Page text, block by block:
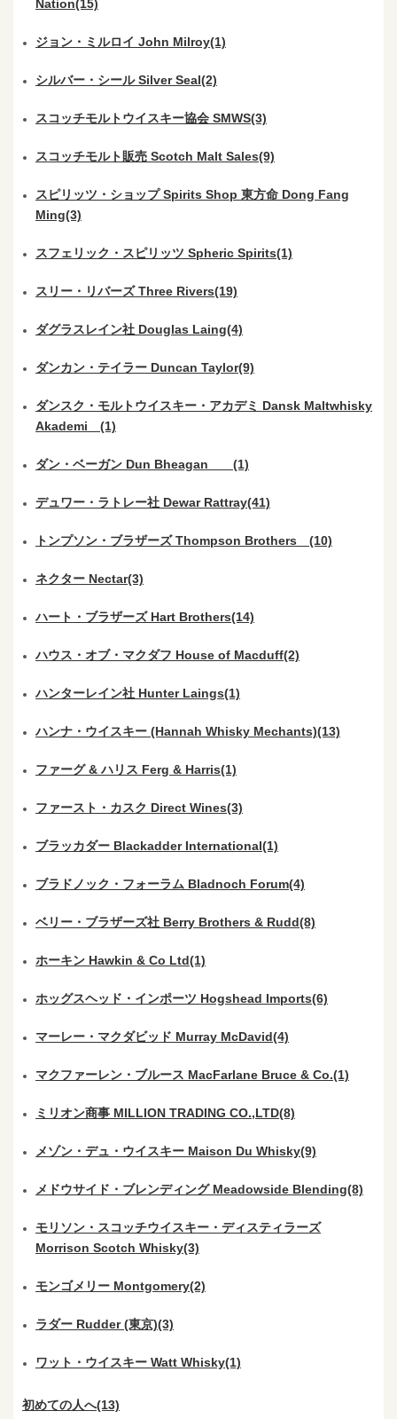
Nation(15)
ジョン・ミルロイ John Milroy(1)
シルバー・シール Silver Seal(2)
スコッチモルトウイスキー協会 SMWS(3)
スコッチモルト販売 Scotch Malt Sales(9)
スピリッツ・ショップ Spirits Shop 東方命 Dong Fang
Ming(3)
スフェリック・スピリッツ Spheric Spirits(1)
スリー・リバーズ Three Rivers(19)
ダグラスレイン社 Douglas Laing(4)
ダンカン・テイラー Duncan Taylor(9)
ダンスク・モルトウイスキー・アカデミ Dansk Maltwhisky
Akademi (1)
ダン・ベーガン Dun Bheagan (1)
デュワー・ラトレー社 Dewar Rattray(41)
トンプソン・ブラザーズ Thompson Brothers (10)
ネクター Nectar(3)
ハート・ブラザーズ Hart Brothers(14)
ハウス・オブ・マクダフ House of Macduff(2)
ハンターレイン社 Hunter Laings(1)
ハンナ・ウイスキー (Hannah Whisky Mechants)(13)
ファーグ & ハリス Ferg & Harris(1)
ファースト・カスク Direct Wines(3)
ブラッカダー Blackadder International(1)
ブラドノック・フォーラム Bladnoch Forum(4)
ベリー・ブラザーズ社 Berry Brothers & Rudd(8)
ホーキン Hawkin & Co Ltd(1)
ホッグスヘッド・インポーツ Hogshead Imports(6)
マーレー・マクダビッド Murray McDavid(4)
マクファーレン・ブルース MacFarlane Bruce & Co.(1)
ミリオン商事 MILLION TRADING CO.,LTD(8)
メゾン・デュ・ウイスキー Maison Du Whisky(9)
メドウサイド・ブレンディング Meadowside Blending(8)
モリソン・スコッチウイスキー・ディスティラーズ
Morrison Scotch Whisky(3)
モンゴメリー Montgomery(2)
ラダー Rudder (東京)(3)
ワット・ウイスキー Watt Whisky(1)
初めての人へ(13)